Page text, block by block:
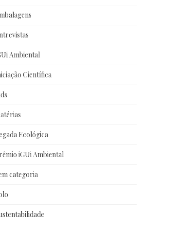
Ambiental
Científica
Ecológica
iGUi Ambiental
categoria